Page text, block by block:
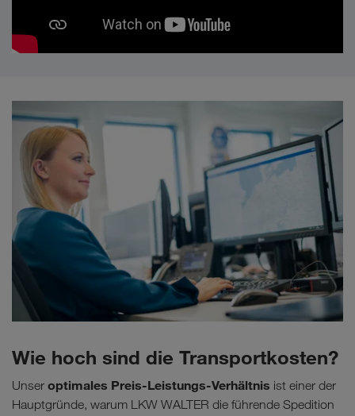
Wie hoch sind die Transportkosten?
Unser optimales Preis-Leistungs-Verhältnis ist einer der
Hauptgründe, warum LKW WALTER die führende Spedition